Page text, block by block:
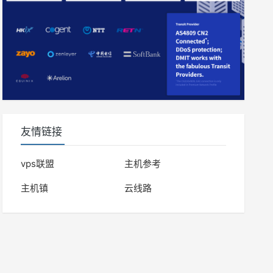
友情链接
vps联盟 主机参考
主机镇 云线路